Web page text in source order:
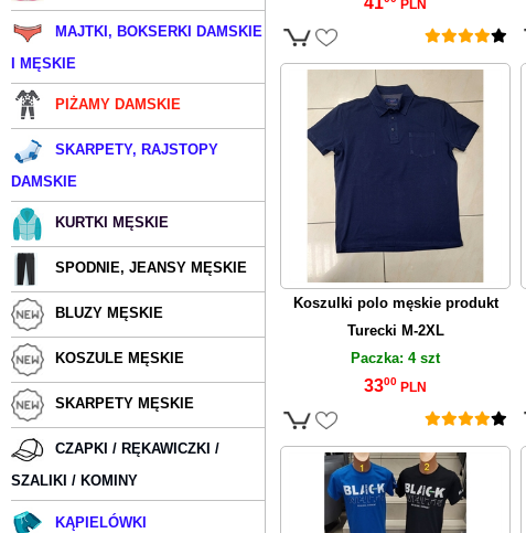
MAJTKI, BOKSERKI DAMSKIE
I MĘSKIE
PIŻAMY DAMSKIE
SKARPETY, RAJSTOPY
DAMSKIE
KURTKI MĘSKIE
SPODNIE, JEANSY MĘSKIE
BLUZY MĘSKIE
KOSZULE MĘSKIE
SKARPETY MĘSKIE
CZAPKI / RĘKAWICZKI /
SZALIKI / KOMINY
KĄPIELÓWKI
PLN
Koszulki polo męskie produkt
Turecki M-2XL
Paczka: 4 szt
3300 PLN